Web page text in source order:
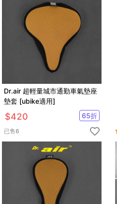
Dr.air 超輕量城市通勤車氣墊座
墊套 [ubike適用]
$420 65折
已售6